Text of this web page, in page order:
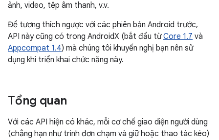
ảnh, video, tệp âm thanh, v.v.
Để tương thích ngược với các phiên bản Android trước,
API này cũng có trong AndroidX (bắt đầu từCore 1.7 và
Appcompat 1.4) mà chúng tôi khuyến nghị bạn nên sử
dụng khi triển khai chức năng này.
Tổng quan
Với các API hiện có khác, mỗi cơ chế giao diện người dùng
(chẳng hạn như trình đơn chạm và giữ hoặc thao tác kéo)